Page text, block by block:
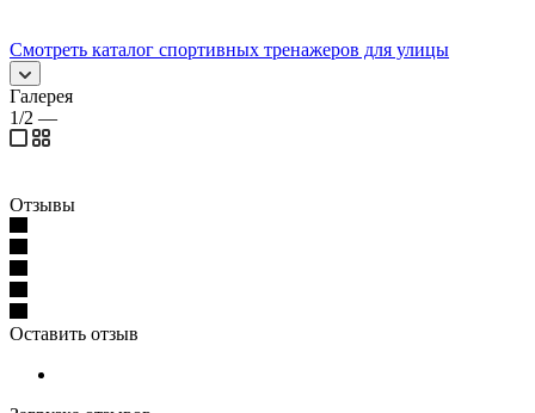
Смотреть каталог спортивных тренажеров для улицы
Галерея
1/2 —
Отзывы
Оставить отзыв